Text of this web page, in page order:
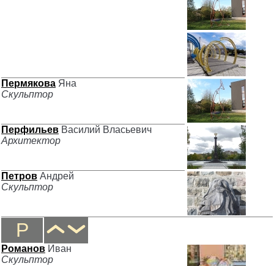
Пермякова Яна
Скульптор
Перфильев Василий Власьевич
Архитектор
Петров Андрей
Скульптор
Р
Романов Иван
Скульптор